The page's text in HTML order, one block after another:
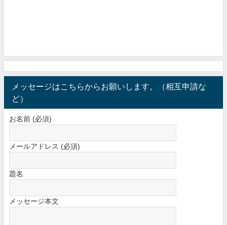
メッセージはこちらからお願いします。（相互申請な
ど）
お名前 (必須)
メールアドレス (必須)
題名
メッセージ本文